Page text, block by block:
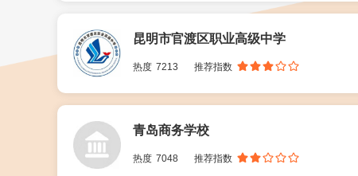
昆明市官渡区职业高级中学
热度 7213 推荐指数
青岛商务学校
热度 7048 推荐指数